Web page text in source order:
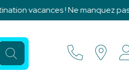
vacances ! Ne manquez